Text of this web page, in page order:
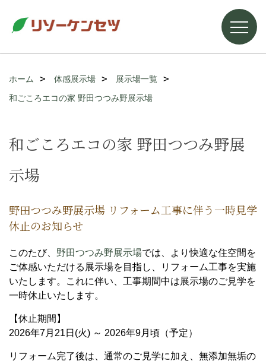
ホーム 体感展示場
展示場一覧
和ごころエコの家 野田つつみ野展示場
和ごころエコの家 野田つつみ野展
示場
野田つつみ野展示場 リフォーム工事に伴う一時見学
休止のお知らせ
このたび、 野田つつみ野展示場では、より快適な住空間を
ご体感いただける展示場を目指し、リフォーム工事を実施
いたします。これに伴い、工事期間中は展示場のご見学を
一時休止いたします。
【休止期間】
2026年7月21日(火) ～ 2026年9月頃（予定）
リフォーム完了後は、通常のご見学に加え、無添加無垢の